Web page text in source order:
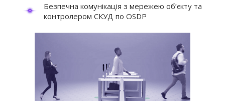
Безпечна комунікація з мережею об’єкту та
контролером СКУД по OSDP